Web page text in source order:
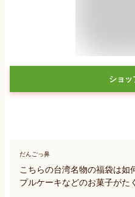
ショッ
だんごっ鼻
こちらの台湾名物の福袋は如
プルケーキなどのお菓子がた